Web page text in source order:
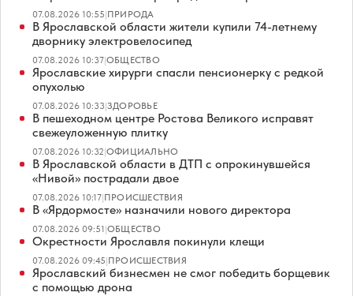
07.08.2026 10:55|ПРИРОДА
В Ярославской области жители купили 74-летнему
дворнику электровелосипед
07.08.2026 10:37|ОБЩЕСТВО
Ярославские хирурги спасли пенсионерку с редкой
опухолью
07.08.2026 10:33|ЗДОРОВЬЕ
В пешеходном центре Ростова Великого исправят
свежеуложенную плитку
07.08.2026 10:32|ОФИЦИАЛЬНО
В Ярославской области в ДТП с опрокинувшейся
«Нивой» пострадали двое
07.08.2026 10:17|ПРОИСШЕСТВИЯ
В «Ярдормосте» назначили нового директора
07.08.2026 09:51|ОБЩЕСТВО
Окрестности Ярославля покинули клещи
07.08.2026 09:45|ПРОИСШЕСТВИЯ
Ярославский бизнесмен не смог победить борщевик
с помощью дрона